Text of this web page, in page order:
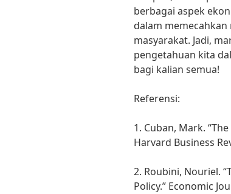
berbagai aspek
dalam
masyarakat. Jadi,
pengetahuan kita
bagi kalian semua!
Referensi:
1. Cuban, Mark.
Harvard Business
2. Roubini, Nouriel.
Policy.” Economic